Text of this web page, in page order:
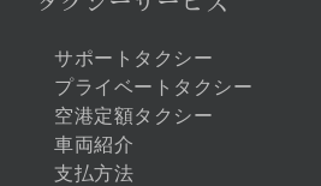
サポートタクシー
プライベートタクシー
空港定額タクシー
車両紹介
支払方法